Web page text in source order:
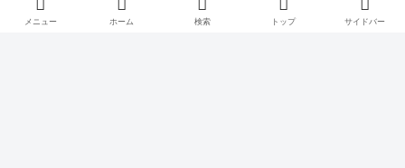
メニュー ホーム 検索 トップ サイドバー